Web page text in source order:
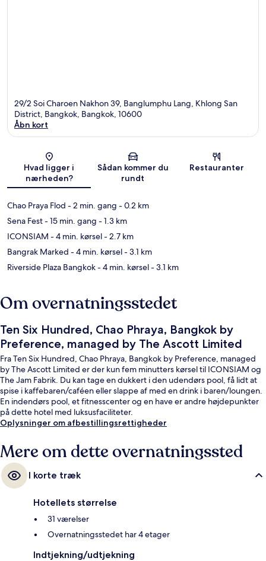
29/2 Soi Charoen Nakhon 39, Banglumphu Lang, Khlong San
District, Bangkok, Bangkok, 10600
Åbn kort
Hvad ligger i
nærheden?
Sådan kommer du
rundt
Restauranter
Chao Praya Flod - 2 min. gang - 0.2 km
Sena Fest- 15 min. gang - 1.3 km
ICONSIAM - 4 min. kørsel- 2.7 km
Bangrak Marked - 4 min. kørsel- 3.1 km
Riverside Plaza Bangkok- 4 min. kørsel- 3.1 km
Om overnatningsstedet
Ten Six Hundred, Chao Phraya, Bangkok by
Preference, managed by The Ascott Limited
Fra Ten Six Hundred, Chao Phraya, Bangkok by Preference, managed
by The Ascott Limited er der kun fem minutters kørsel til ICONSIAM og
The Jam Fabrik. Du kan tage en dukkert i den udendørs pool, få lidt at
spise i kaffebaren/caféen eller slappe af med en drink i baren/loungen.
En indendørs pool, et fitnesscenter og en have er andre højdepunkter
på dette hotel med luksusfaciliteter.
Oplysninger om afbestillingsrettigheder
Mere om dette overnatningssted
I korte træk
Hotellets størrelse
31 værelser
Overnatningsstedet har 4 etager
Indtjekning/udtjekning